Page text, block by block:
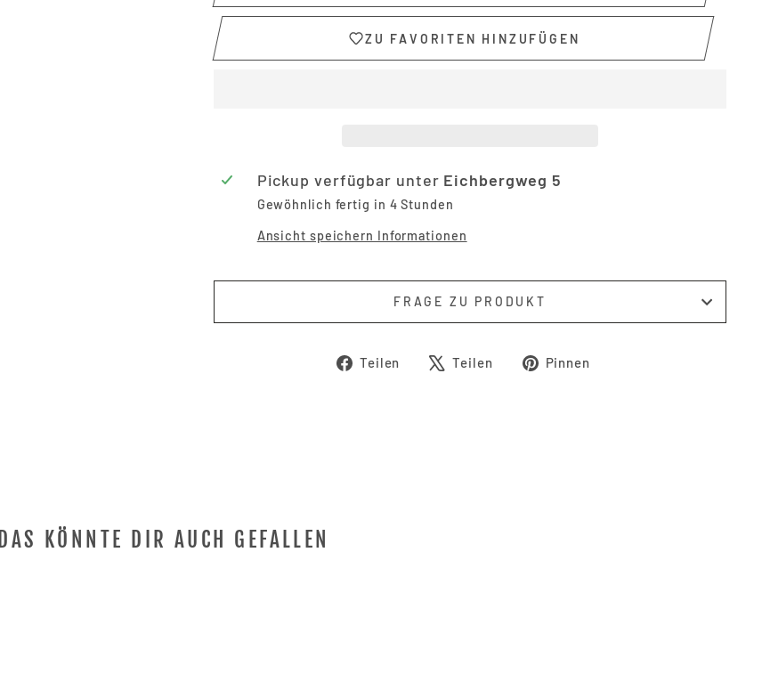
ZU FAVORITEN HINZUFÜGEN
Pickup verfügbar unter Eichbergweg 5
Gewöhnlich fertig in 4 Stunden
Ansicht speichern Informationen
FRAGE ZU PRODUKT
Teilen
Auf
Teilen
Auf
Pinnen
DAS KÖNNTE DIR AUCH GEFALLEN
Login